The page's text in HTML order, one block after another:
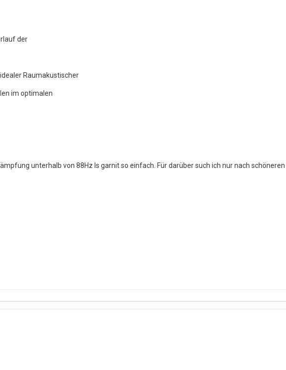
der
Raumakustischer
im optimalen
unterhalb von 88Hz Is garnit so einfach. Für darüber such ich nur nach